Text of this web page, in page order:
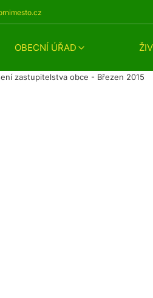
OBECNÍ ÚŘAD
zastupitelstva obce - Březen 2015